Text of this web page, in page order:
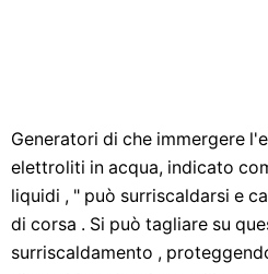
Generatori di che immergere
elettroliti in acqua, indicato
liquidi , " può surriscaldarsi e
di corsa . Si può tagliare su
surriscaldamento ,